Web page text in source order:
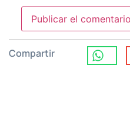
Compartir